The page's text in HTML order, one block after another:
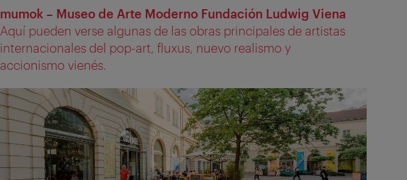
mumok – Museo de Arte Moderno Fundación Ludwig Viena
Aquí pueden verse algunas de las obras principales de artistas
internacionales del pop-art, fluxus, nuevo realismo y
accionismo vienés.